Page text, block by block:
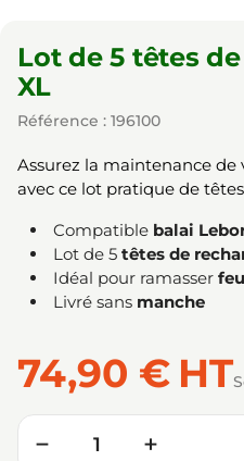
Lot de 5 têtes
XL
Référence : 196100
Assurez la maintenance
avec ce lot pratique de
Compatible balai
Lot de 5 têtes de
Idéal pour ramasser
Livré sans manche
74,90 € HT
Quantité
− +